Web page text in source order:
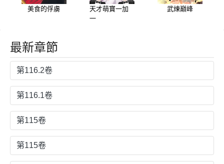
美食的俘虜
天才萌寶一加
一
武煉巔峰
最新章節
第116.2卷
第116.1卷
第115卷
第115卷